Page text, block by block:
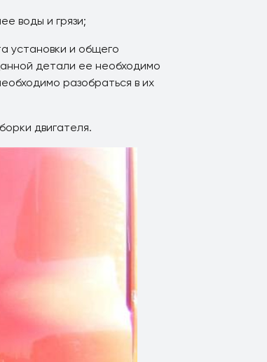
воды и грязи;
установки и общего
детали ее необходимо
разобраться в их
двигателя.